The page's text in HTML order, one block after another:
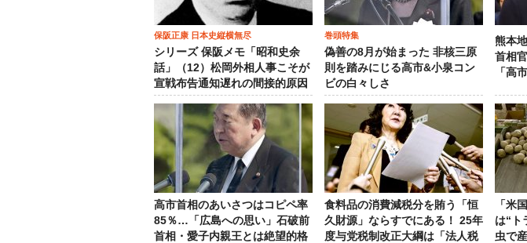
保阪正康 日本史縦横無尽
シリーズ 保阪メモ「昭和史余
話」（12）松岡外相人事こそが
宣戦布告通知遅れの間接的原因
巻頭特集
偽善の8月が始まった 非核三原
則を踏みにじる高市&小泉コン
ビの白々しさ
熊本
首相
「高
高市首相のあいさつはコピペ率
85％…「広島への思い」石破前
首相・愛子内親王とは絶望的格
食料品の消費減税分を賄う「恒
久財源」ならすでにある！ 25年
度与党税制改正大綱は「法人税
「米
は“ト
虫で